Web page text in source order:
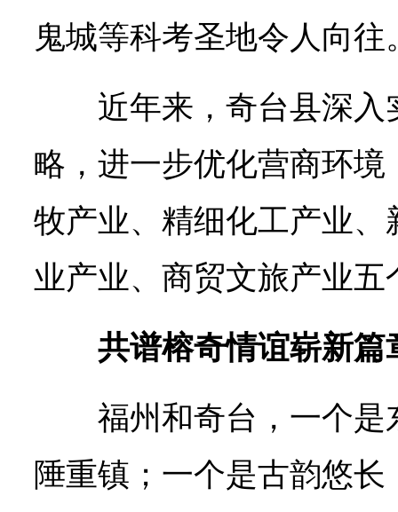
鬼城等科考圣地令人向往
近年来，奇台县深
略，进一步优化营商环
牧产业、精细化工产业
业产业、商贸文旅产业
共谱榕奇情谊崭新篇
福州和奇台，一个
陲重镇；一个是古韵悠